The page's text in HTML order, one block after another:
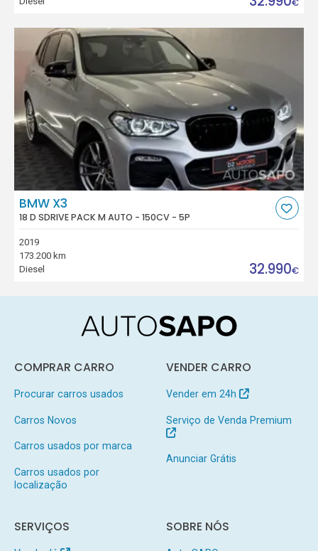
€
BMW X3
18 D SDRIVE PACK M AUTO - 150CV - 5P
2019
173.200 km
Diesel
32.990€
COMPRAR CARRO
Procurar carros usados
Carros Novos
Carros usados por marca
Carros usados por
localização
VENDER CARRO
Vender em 24h
Serviço de Venda Premium
Anunciar Grátis
SERVIÇOS SOBRE NÓS